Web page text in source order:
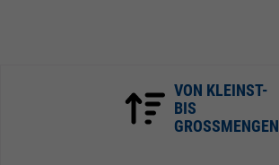
VON KLEINST-
BIS
GROSSMENGEN